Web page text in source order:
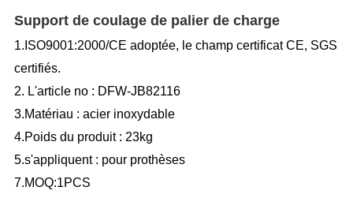
Support de coulage de palier de charge
1.ISO9001:2000/CE adoptée, le champ certificat CE, SGS
certifiés.
2. L'article no : DFW-JB82116
3.Matériau : acier inoxydable
4.Poids du produit : 23kg
5.s'appliquent : pour prothèses
7.MOQ:1PCS